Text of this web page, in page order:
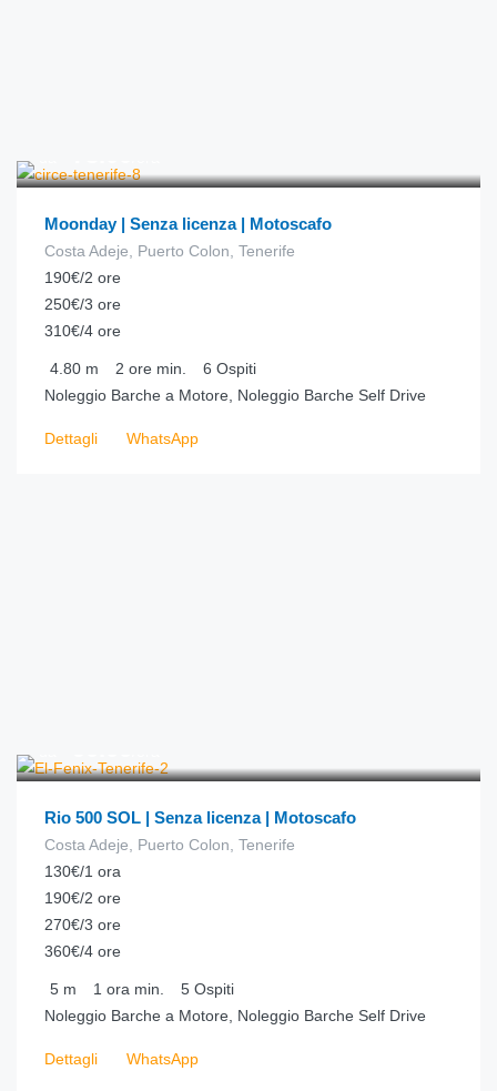
Moonday | Senza licenza | Motoscafo
Costa Adeje, Puerto Colon, Tenerife
190€/2 ore
250€/3 ore
310€/4 ore
4.80 m 2 ore min. 6 Ospiti
Noleggio Barche a Motore, Noleggio Barche Self Drive
Dettagli WhatsApp
Rio 500 SOL | Senza licenza | Motoscafo
Costa Adeje, Puerto Colon, Tenerife
130€/1 ora
190€/2 ore
270€/3 ore
360€/4 ore
5 m 1 ora min. 5 Ospiti
Noleggio Barche a Motore, Noleggio Barche Self Drive
Dettagli WhatsApp